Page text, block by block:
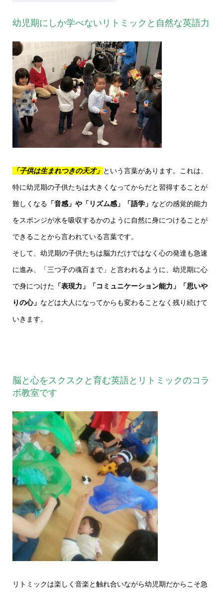
幼児期にしか学べないリトミックと自然な英語力
「子供は生まれつきの天才」 という言葉があります。これは、
特に幼児期の子供たちは大きくなってからだと習得することが
難しくなる 「音感」や「リズム感」「語学」 などの感覚的能力
をスポンジが水を吸収するかのように自然に身につけることが
できることから言われている言葉です。
そして、幼児期の子供たちは脳力だけではなく心の発達も急速
に進み、「三つ子の魂百まで」と言われるように、幼児期に心
で身につけた 「表現力」「コミュニケーション能力」「思いや
りの心」 などは大人になってからも変わることなく残り続けて
いきます。
脳と心をスクスクと育む英語とリトミックのコラ
ボ教室です
リトミックは楽しく音楽と触れ合いながら幼児期だからこそ急